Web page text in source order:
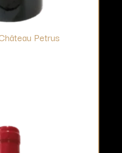
Petrus